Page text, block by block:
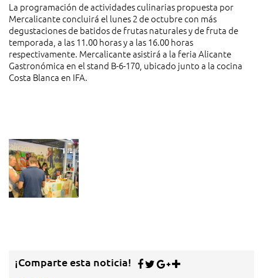
La programación de actividades culinarias propuesta por
Mercalicante concluirá el lunes 2 de octubre con más
degustaciones de batidos de frutas naturales y de fruta de
temporada, a las 11.00 horas y a las 16.00 horas
respectivamente. Mercalicante asistirá a la feria Alicante
Gastronómica en el stand B-6-170, ubicado junto a la cocina
Costa Blanca en IFA.
¡Comparte esta noticia!